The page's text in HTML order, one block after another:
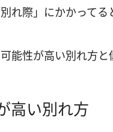
れ際」にかかってる
能性が高い別れ方と
高い別れ方